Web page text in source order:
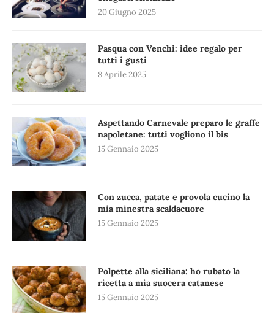
20 Giugno 2025
Pasqua con Venchi: idee regalo per
tutti i gusti
8 Aprile 2025
Aspettando Carnevale preparo le graffe
napoletane: tutti vogliono il bis
15 Gennaio 2025
Con zucca, patate e provola cucino la
mia minestra scaldacuore
15 Gennaio 2025
Polpette alla siciliana: ho rubato la
ricetta a mia suocera catanese
15 Gennaio 2025